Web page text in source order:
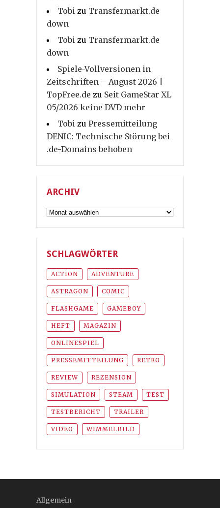
Tobi zu Transfermarkt.de
down
Tobi zu Transfermarkt.de
down
Spiele-Vollversionen in
Zeitschriften – August 2026 |
TopFree.de zu Seit GameStar XL
05/2026 keine DVD mehr
Tobi zu Pressemitteilung
DENIC: Technische Störung bei
.de-Domains behoben
ARCHIV
Archiv
SCHLAGWÖRTER
ACTION ADVENTURE
ASTRAGON COMIC
FLASHGAME GAMEBOY
HEFT MAGAZIN
ONLINESPIEL
PRESSEMITTEILUNG RETRO
REVIEW REZENSION
SIMULATION STEAM TEST
TESTBERICHT TRAILER
VIDEO WIMMELBILD
Allgemein